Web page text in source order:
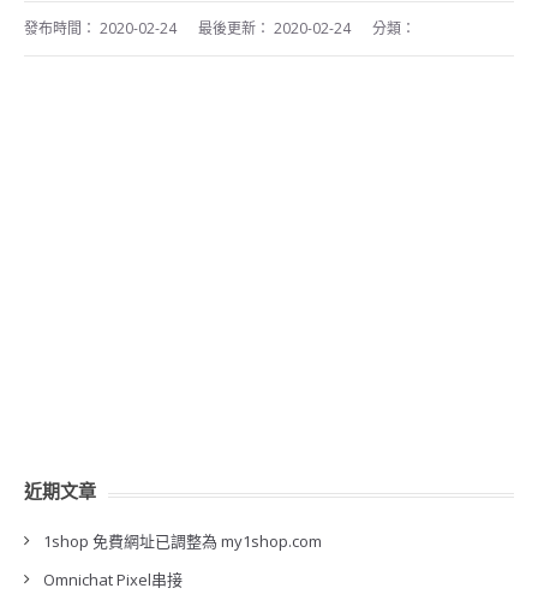
發布時間： 2020-02-24 最後更新： 2020-02-24 分類：
近期文章
1shop 免費網址已調整為 my1shop.com
Omnichat Pixel串接